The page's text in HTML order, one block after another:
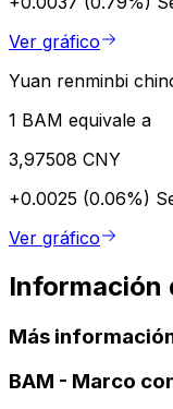
Ver gráfico
Yuan renminbi
1 BAM equivale a
3,97508 CNY
+0.0025 (0.06%)
Ver gráfico
Información
Más
BAM - Marco